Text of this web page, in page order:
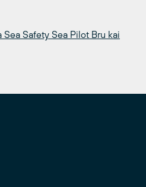
Safety Sea Pilot Bru kai